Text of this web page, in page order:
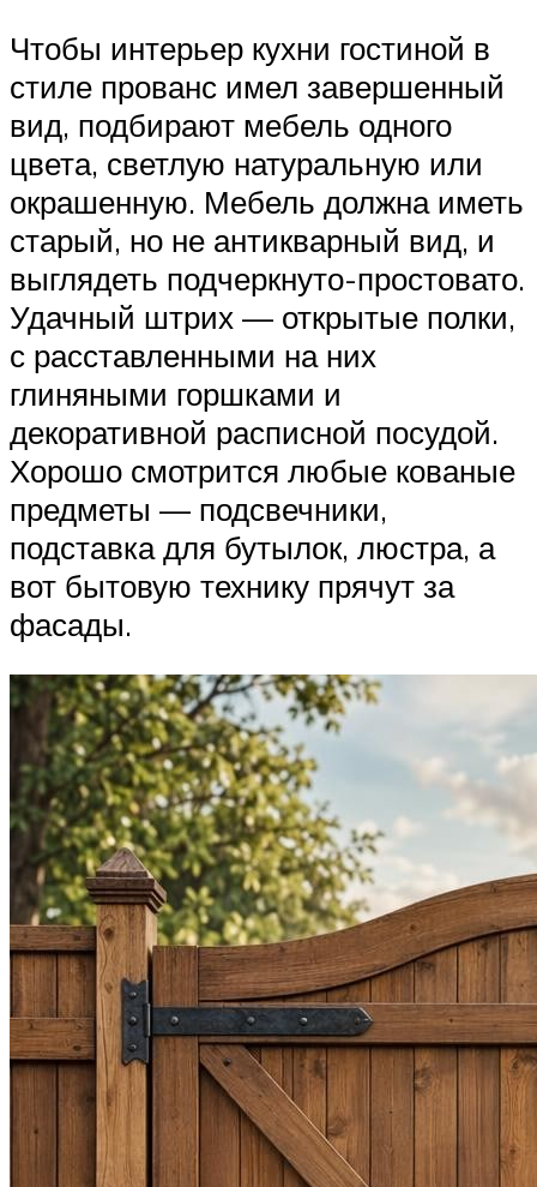
Чтобы интерьер кухни гостиной в
стиле прованс имел завершенный
вид, подбирают мебель одного
цвета, светлую натуральную или
окрашенную. Мебель должна иметь
старый, но не антикварный вид, и
выглядеть подчеркнуто-простовато.
Удачный штрих — открытые полки,
с расставленными на них
глиняными горшками и
декоративной расписной посудой.
Хорошо смотрится любые кованые
предметы — подсвечники,
подставка для бутылок, люстра, а
вот бытовую технику прячут за
фасады.